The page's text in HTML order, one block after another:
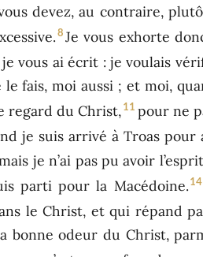
devez, au contraire,
8 Je vous exhorte
vous ai écrit : je voulais
le fais, moi aussi ; et moi,
regard du Christ, 11 pour ne
je suis arrivé à Troas pour
je n’ai pas pu avoir
parti pour la Macédoine.14
le Christ, et qui répand
bonne odeur du Christ,